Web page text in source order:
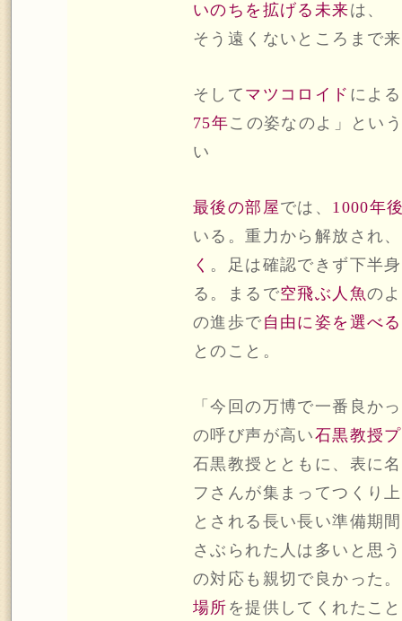
いのちを拡げる未来は、
そう遠くないところまで
そして マツコロイド によ
75年この姿なのよ」とい
い
最後の部屋では、 1000年
いる。重力から解放され
く 。足は確認できず下半
る。まるで空飛ぶ人魚の
の進歩で 自由に姿を選べる
とのこと。
「今回の万博で一番良か
の呼び声が高い石黒教授
石黒教授とともに、表に
フさんが集まってつくり
とされる長い長い準備期
さぶられた人は多いと思
の対応も親切で良かった。
場所 を提供してくれたこ